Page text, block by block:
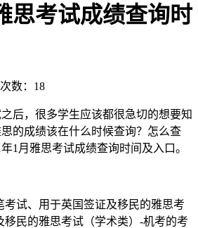
思考试成绩查询时
数：18
，很多学生应该都很急切的想要知
的成绩该在什么时候查询？怎么查
1月雅思考试成绩查询时间及入口。
试、用于英国签证及移民的雅思考
移民的雅思考试（学术类）-机考的考